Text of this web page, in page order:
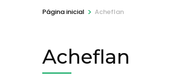
Página inicial > Acheflan
Acheflan